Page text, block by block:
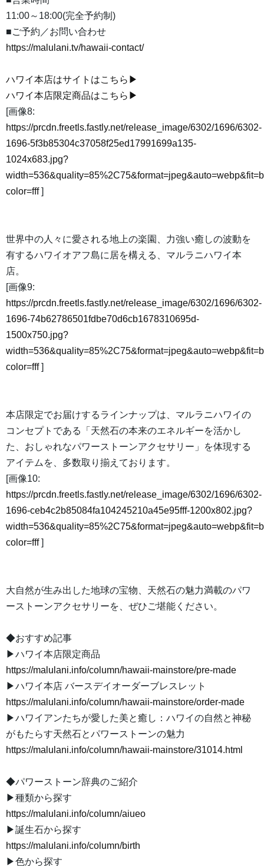
11:00～18:00(完全予約制)
■ご予約／お問い合わせ
https://malulani.tv/hawaii-contact/
ハワイ本店はサイトはこちら▶
ハワイ本店限定商品はこちら▶
[画像8:
https://prcdn.freetls.fastly.net/release_image/6302/1696/6302-
1696-5f3b85304c37058f25ed17991699a135-
1024x683.jpg?
color=fff]
世界中の人々に愛される地上の楽園、力強い癒しの波動を
有するハワイオアフ島に居を構える、マルラニハワイ本
店。
[画像9:
https://prcdn.freetls.fastly.net/release_image/6302/1696/6302-
1696-74b62786501fdbe70d6cb1678310695d-
1500x750.jpg?
color=fff]
本店限定でお届けするラインナップは、マルラニハワイの
コンセプトである「天然石の本来のエネルギーを活かし
た、おしゃれなパワーストーンアクセサリー」を体現する
アイテムを、多数取り揃えております。
[画像10:
https://prcdn.freetls.fastly.net/release_image/6302/1696/6302-
1696-ceb4c2b85084fa104245210a45e95fff-1200x802.jpg?
color=fff]
大自然が生み出した地球の宝物、天然石の魅力満載のパワ
ーストーンアクセサリーを、ぜひご堪能ください。
◆おすすめ記事
▶ハワイ本店限定商品
https://malulani.info/column/hawaii-mainstore/pre-made
▶ハワイ本店 バースデイオーダーブレスレット
https://malulani.info/column/hawaii-mainstore/order-made
▶ハワイアンたちが愛した美と癒し：ハワイの自然と神秘
がもたらす天然石とパワーストーンの魅力
https://malulani.info/column/hawaii-mainstore/31014.html
◆パワーストーン辞典のご紹介
▶種類から探す
https://malulani.info/column/aiueo
▶誕生石から探す
https://malulani.info/column/birth
▶色から探す